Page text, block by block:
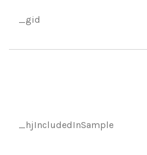
_gid
_hjIncludedInSample